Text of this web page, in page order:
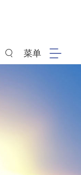
菜单